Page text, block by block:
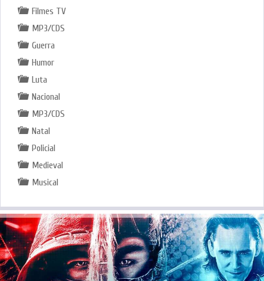
Filmes TV
MP3/CDS
Guerra
Humor
Luta
Nacional
MP3/CDS
Natal
Policial
Medieval
Musical